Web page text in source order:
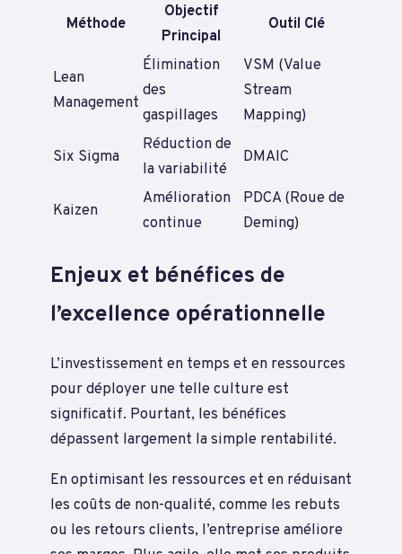
Méthode
Objectif
Principal
Outil Clé
Lean
Management
Élimination
des
gaspillages
VSM (Value
Stream
Mapping)
Six Sigma
Réduction de
la variabilité
DMAIC
Kaizen
Amélioration
continue
PDCA (Roue de
Deming)
Enjeux et bénéfices de
l’excellence opérationnelle
L’investissement en temps et en ressources
pour déployer une telle culture est
significatif. Pourtant, les bénéfices
dépassent largement la simple rentabilité.
En optimisant les ressources et en réduisant
les coûts de non-qualité, comme les rebuts
ou les retours clients, l’entreprise améliore